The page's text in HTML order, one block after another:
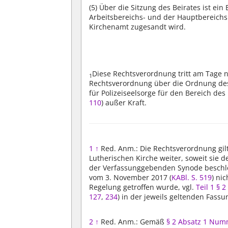
(5) Über die Sitzung des Beirates ist
Arbeitsbereichs- und der
Kirchenamt zugesandt wird.
1 Diese Rechtsverordnung tritt am Tage
Rechtsverordnung über die Ordnung
für Polizeiseelsorge für den Bereich
110) außer Kraft.
1 ↑ Red. Anm.: Die Rechtsverordnung
Lutherischen Kirche weiter, soweit sie
der Verfassunggebenden Synode
vom 3. November 2017 (KABl. S. 519)
Regelung getroffen wurde, vgl.Teil 1 § 2
127,234) in der jeweils geltenden
2 ↑ Red. Anm.: Gemäß§ 2 Absatz 1